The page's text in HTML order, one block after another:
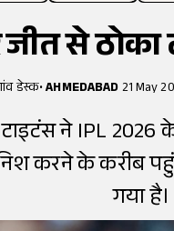
से
डेस्क•AHMEDABAD21 May
ने IPL
करने के
गया है।